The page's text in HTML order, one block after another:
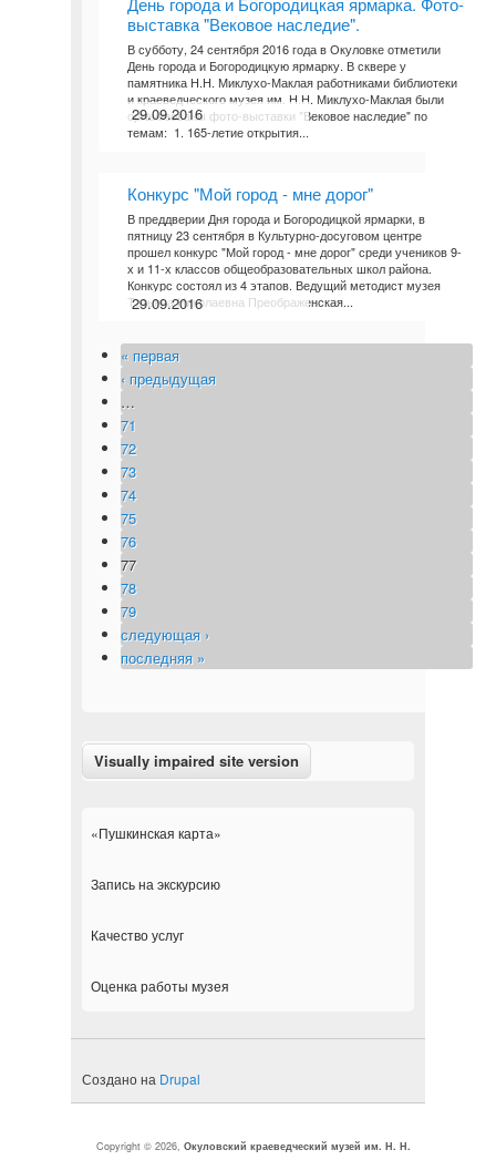
29.09.2016
выставка "Вековое наследие".
В субботу, 24 сентября 2016 года в Окуловке отметили
День города и Богородицкую ярмарку. В сквере у
памятника Н.Н. Миклухо-Маклая работниками библиотеки
и краеведческого музея им. Н.Н. Миклухо-Маклая были
организованы фото-выставки "Вековое наследие" по
темам: 1. 165-летие открытия...
29.09.2016
Конкурс "Мой город - мне дорог"
В преддверии Дня города и Богородицкой ярмарки, в
пятницу 23 сентября в Культурно-досуговом центре
прошел конкурс "Мой город - мне дорог" среди учеников 9-
х и 11-х классов общеобразовательных школ района.
Конкурс состоял из 4 этапов. Ведущий методист музея
Татьяна Николаевна Преображенская...
Страницы
« первая
‹ предыдущая
…
71
72
73
74
75
76
77
78
79
следующая ›
последняя »
«Пушкинская карта»
Запись на экскурсию
Качество услуг
Оценка работы музея
Создано на Drupal
Copyright © 2026, Окуловский краеведческий музей им. Н. Н.